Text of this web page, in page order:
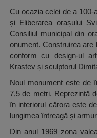
Cu ocazia celei de a
și Eliberarea orașului
Consiliul municipal din
onument. Construirea are
conform cu design-ul
Krastev și sculptorul
Noul monument este de
7,5 de metri. Reprezintă
în interiorul cărora este
lungimea întreagă și
Din anul 1969 zona